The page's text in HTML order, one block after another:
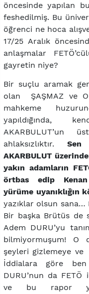
öncesinde yapılan
feshedilmiş. Bu
öğrenci ne hoca
17/25 Aralık
anlaşmalar
gayretin niye?
Bir suçlu aramak
olan ŞAŞMAZ ve
mahkeme
yapıldığında,
ahlaksızlıktır. Sen
AKARBULUT
yakın adamların
örtbas edip Kenan
yürüme uyanıklığın
yazıklar olsun sana…
Bir başka Brütüs de
Adem DURU’yu
bilmiyormuşum! O
şeyleri gizlemeye ve
İddialara göre
DURU’nun da
ve bu rapor